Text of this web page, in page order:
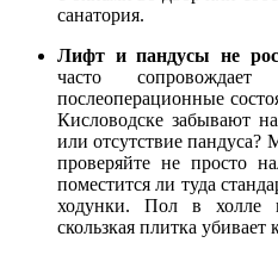
санатория.
Лифт и пандусы не
часто
послеоперационные
Кисловодске забывают
или отсутствие
проверяйте не просто
поместится ли туда
ходунки. Пол в холле
скользкая плитка убивает